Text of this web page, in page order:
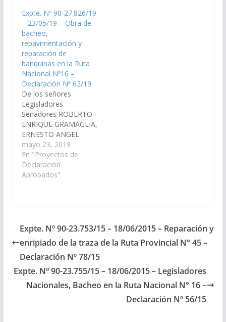
concrete, a la mayor
brevedad posible, la
obra de Bacheo que ya
encuentra contratada,
en la…
Expte. Nº 90-27.826/19
– 23/05/19 – Obra de
bacheo,
repavimentación y
reparación de
banquinas en la Ruta
Nacional Nº16 –
Declaración Nº 62/19
De los señores
Legisladores
Senadores ROBERTO
ENRIQUE GRAMAGLIA,
ERNESTO ANGEL
GOMEZ y el diputado
Antonio Otero, viendo
con agrado que los
Legisladores
Dirección Nacional de
Vialidad para que se
concrete la obra de
bacheo,
repavimentación y
reparación de…
mayo 23, 2019
En "Proyectos de
Declaración
Aprobados"
Expte. Nº 90-23.753/15 – 18/06/2015 – Reparación y
enripiado de la traza de la Ruta Provincial N° 45 –
Declaración Nº 78/15
Expte. Nº 90-23.755/15 – 18/06/2015 – Legisladores
Nacionales, Bacheo en la Ruta Nacional N° 16 –
Declaración Nº 56/15